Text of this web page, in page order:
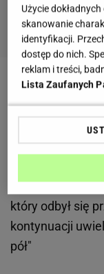
Marina
ocenach swojej
Marinanie
niej
wywiadzie z
który odbył się
kontynuacji
pół"
Użycie
skanowanie
identyfikacji.
dostęp do nich.
reklam i treści,
Lista Zaufanych